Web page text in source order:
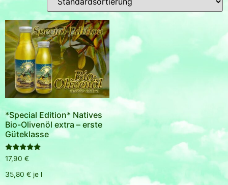
*Special Edition* Natives
Bio-Olivenöl extra – erste
Güteklasse
Bewertet
mit
von 5
17,90 €
35,80 € je l